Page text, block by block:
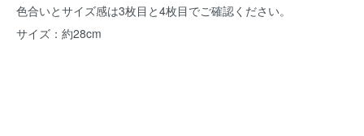
色合いとサイズ感は3枚目と4枚目でご確認ください。
サイズ：約28cm